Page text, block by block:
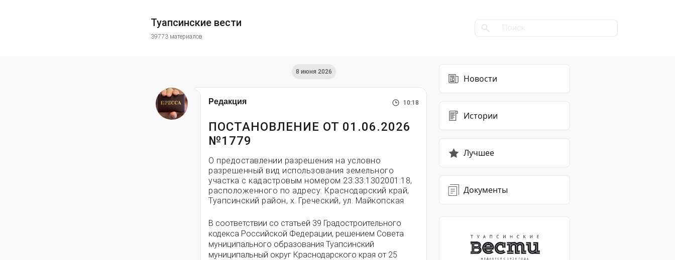
Туапсинские вести
39773 материалов
8 июня 2026
Редакция 10:18
ПОСТАНОВЛЕНИЕ ОТ 01.06.2026
№1779
О предоставлении разрешения на условно
разрешенный вид использования земельного
участка с кадастровым номером 23:33:1302001:18,
расположенного по адресу: Краснодарский край,
Туапсинский район, х. Греческий, ул. Майкопская
В соответствии со статьей 39 Градостроительного
кодекса Российской Федерации, решением Совета
муниципального образования Туапсинский
муниципальный округ Краснодарского края от 25
Новости
Истории
Лучшее
Документы